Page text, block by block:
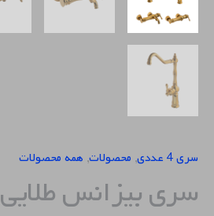
سری 4 عددی , محصولات, همه محصولات
سری بیزانس طلایی